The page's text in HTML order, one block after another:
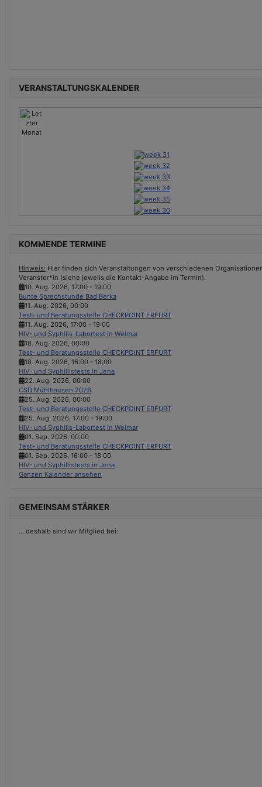
VERANSTALTUNGSKALENDER
KOMMENDE TERMINE
Hinweis: Hier finden sich Veranstaltungen von verschiedenen
Veranster*in (siehe jeweils die Kontakt-Angabe im Termin).
10. Aug. 2026, 17:00 - 19:00
Bunte Sprechstunde Bad Berka
11. Aug. 2026, 00:00
Test- und Beratungsstelle CHECKPOINT ERFURT
11. Aug. 2026, 17:00 - 19:00
HIV- und Syphilis-Labortest in Weimar
18. Aug. 2026, 00:00
Test- und Beratungsstelle CHECKPOINT ERFURT
18. Aug. 2026, 16:00 - 18:00
HIV- und Syphillistests in Jena
22. Aug. 2026, 00:00
CSD Mühlhausen 2026
25. Aug. 2026, 00:00
Test- und Beratungsstelle CHECKPOINT ERFURT
25. Aug. 2026, 17:00 - 19:00
HIV- und Syphilis-Labortest in Weimar
01. Sep. 2026, 00:00
Test- und Beratungsstelle CHECKPOINT ERFURT
01. Sep. 2026, 16:00 - 18:00
HIV- und Syphillistests in Jena
Ganzen Kalender ansehen
GEMEINSAM STÄRKER
... deshalb sind wir Mitglied bei: